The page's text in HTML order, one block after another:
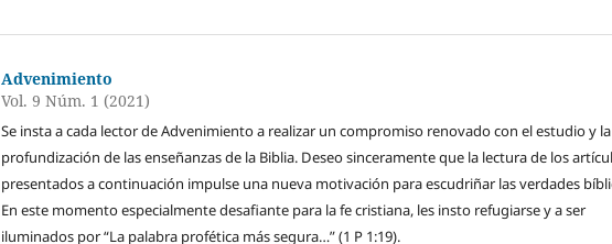
Advenimiento
Vol. 9 Núm. 1 (2021)
Se insta a cada lector de Advenimiento a realizar un compromiso renovado con el estudio y la
profundización de las enseñanzas de la Biblia. Deseo sinceramente que la lectura de los
presentados a continuación impulse una nueva motivación para escudriñar las verdades
En este momento especialmente desafiante para la fe cristiana, les insto refugiarse y a ser
iluminados por “La palabra profética más segura…” (1 P 1:19).